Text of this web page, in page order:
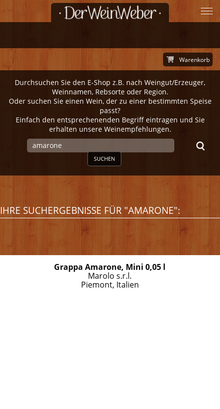
Durchsuchen Sie den E-Shop z.B. nach Weingut/Erzeuger,
Weinnamen, Rebsorte oder Region.
Oder suchen Sie einen Wein, der zu einer bestimmten Speise
passt?
Einfach den entsprechenenden Begriff eintragen und Sie
erhalten unsere Weinempfehlungen.
SUCHEN
Warenkorb
IHRE SUCHERGEBNISSE FÜR "AMARONE":
Grappa Amarone, Mini 0,05 l
Marolo s.r.l.
Piemont, Italien